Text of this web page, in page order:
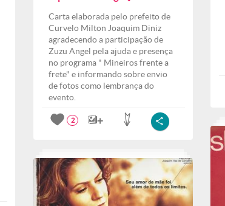
Carta elaborada pelo prefeito de
Curvelo Milton Joaquim Diniz
agradecendo a participação de
Zuzu Angel pela ajuda e presença
no programa " Mineiros frente a
frete" e informando sobre envio
de fotos como lembrança do
evento.
2